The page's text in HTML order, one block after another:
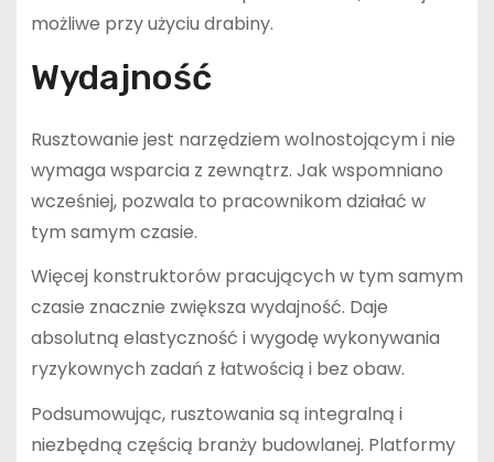
możliwe przy użyciu drabiny.
Wydajność
Rusztowanie jest narzędziem wolnostojącym i nie
wymaga wsparcia z zewnątrz. Jak wspomniano
wcześniej, pozwala to pracownikom działać w
tym samym czasie.
Więcej konstruktorów pracujących w tym samym
czasie znacznie zwiększa wydajność. Daje
absolutną elastyczność i wygodę wykonywania
ryzykownych zadań z łatwością i bez obaw.
Podsumowując, rusztowania są integralną i
niezbędną częścią branży budowlanej. Platformy